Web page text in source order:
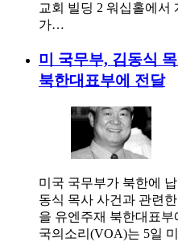
교회 빌딩 2 워십홀에서
가…
미 국무부, 김동식
북한대표부에 전달
미국 국무부가 북한에
동식 목사 사건과 관련
을 유엔주재 북한대표부
국의소리(VOA)는 5일